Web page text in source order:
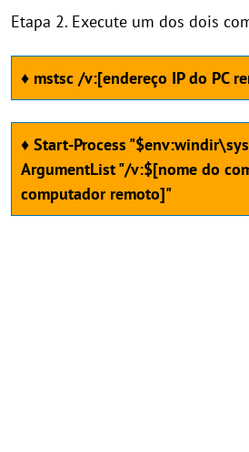
Etapa 2. Execute um dos dois
♦ mstsc /v:[endereço IP do PC
♦ Start-Process
ArgumentList "/v:$[nome do
computador remoto]"